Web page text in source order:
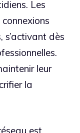
Les
dès
leur
la